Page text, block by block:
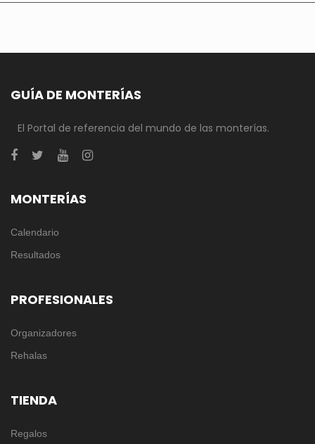
GUÍA DE MONTERÍAS
El Portal de referencia del mundo de las monterías.
MONTERÍAS
Calendario
Resultados
PROFESIONALES
Organizadores
Rehalas
TIENDA
Regalos